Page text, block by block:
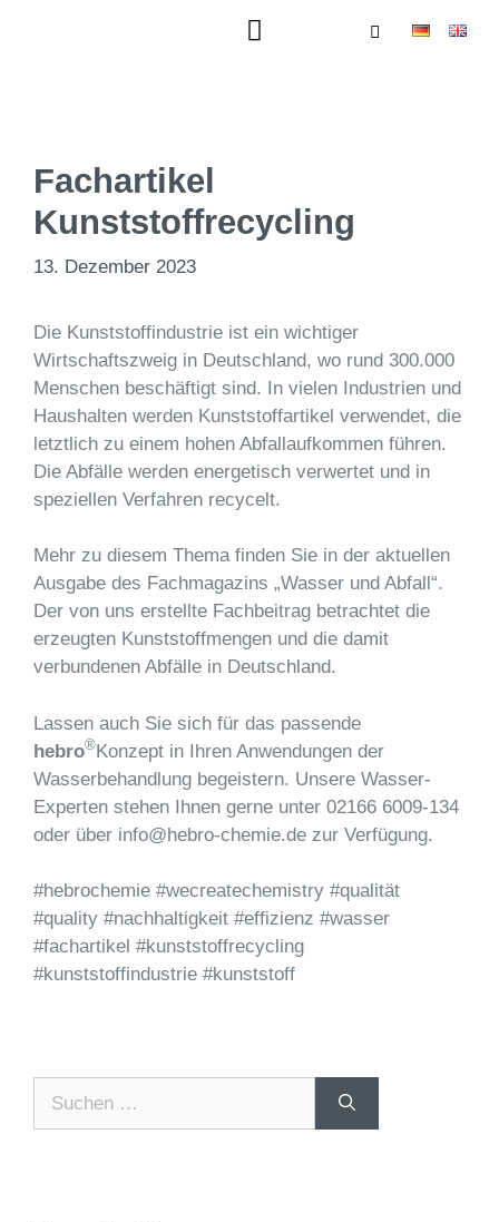
Fachartikel
Kunststoffrecycling
13. Dezember 2023
Die Kunststoffindustrie ist ein wichtiger
Wirtschaftszweig in Deutschland, wo rund 300.000
Menschen beschäftigt sind. In vielen Industrien und
Haushalten werden Kunststoffartikel verwendet, die
letztlich zu einem hohen Abfallaufkommen führen.
Die Abfälle werden energetisch verwertet und in
speziellen Verfahren recycelt.
Mehr zu diesem Thema finden Sie in der aktuellen
Ausgabe des Fachmagazins „Wasser und Abfall“.
Der von uns erstellte Fachbeitrag betrachtet die
erzeugten Kunststoffmengen und die damit
verbundenen Abfälle in Deutschland.
Lassen auch Sie sich für das passende
hebro®Konzept in Ihren Anwendungen der
Wasserbehandlung begeistern. Unsere Wasser-
Experten stehen Ihnen gerne unter 02166 6009-134
oder über info@hebro-chemie.de zur Verfügung.
#hebrochemie #wecreatechemistry #qualität
#quality #nachhaltigkeit #effizienz #wasser
#fachartikel #kunststoffrecycling
#kunststoffindustrie #kunststoff